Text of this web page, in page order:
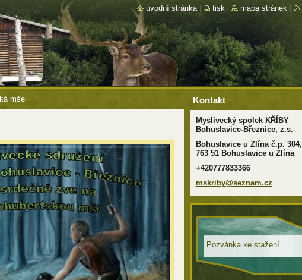
mše Kontakt
Myslivecký spolek KŘÍBY
Bohuslavice-Březnice, z.s.
Bohuslavice u Zlína č.p. 304,
763 51 Bohuslavice u Zlína
+420777833366
mskriby@seznam.cz
Pozvánka ke stažení
úvodní stránka tisk mapa stránek